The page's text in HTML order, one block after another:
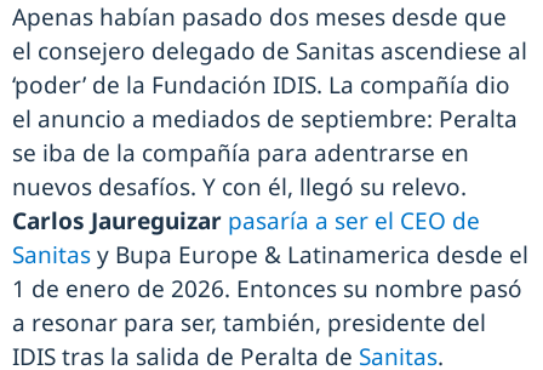
Apenas habían pasado dos meses desde que
el consejero delegado de Sanitas ascendiese al
‘poder’ de la Fundación IDIS. La compañía dio
el anuncio a mediados de septiembre: Peralta
se iba de la compañía para adentrarse en
nuevos desafíos. Y con él, llegó su relevo.
Carlos Jaureguizar pasaría a ser el CEO de
Sanitasy Bupa Europe & Latinamerica desde el
1 de enero de 2026. Entonces su nombre pasó
a resonar para ser, también, presidente del
IDIS tras la salida de Peralta de Sanitas.